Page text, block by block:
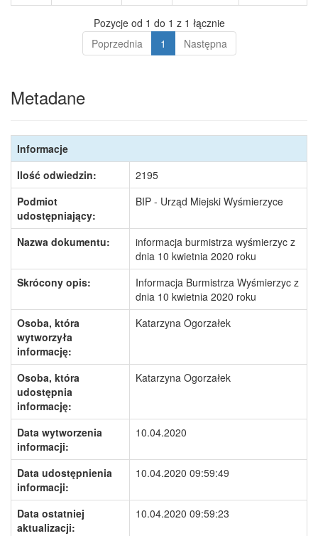
Pozycje od 1 do 1 z 1 łącznie
Poprzednia
1 Następna
Metadane
Informacje
Ilość odwiedzin:
2195
Podmiot
udostępniający:
BIP - Urząd Miejski Wyśmierzyce
Nazwa dokumentu:
informacja burmistrza wyśmierzyc z
dnia 10 kwietnia 2020 roku
Skrócony opis:
Informacja Burmistrza Wyśmierzyc z
dnia 10 kwietnia 2020 roku
Osoba, która
wytworzyła
informację:
Katarzyna Ogorzałek
Osoba, która
udostępnia
informację:
Katarzyna Ogorzałek
Data wytworzenia
informacji:
10.04.2020
Data udostępnienia
informacji:
10.04.2020 09:59:49
Data ostatniej
aktualizacji:
10.04.2020 09:59:23